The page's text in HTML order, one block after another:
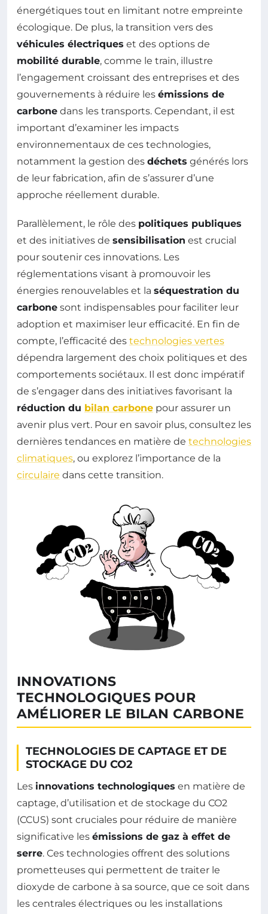
énergétiques tout en limitant notre empreinte
écologique. De plus, la transition vers des
véhicules électriques et des options de
mobilité durable, comme le train, illustre
l’engagement croissant des entreprises et des
gouvernements à réduire les émissions de
carbone dans les transports. Cependant, il est
important d’examiner les impacts
environnementaux de ces technologies,
notamment la gestion des déchets générés lors
de leur fabrication, afin de s’assurer d’une
approche réellement durable.
Parallèlement, le rôle des politiques publiques
et des initiatives de sensibilisation est crucial
pour soutenir ces innovations. Les
réglementations visant à promouvoir les
énergies renouvelables et la séquestration du
carbone sont indispensables pour faciliter leur
adoption et maximiser leur efficacité. En fin de
compte, l’efficacité des technologies vertes
dépendra largement des choix politiques et des
comportements sociétaux. Il est donc impératif
de s’engager dans des initiatives favorisant la
réduction du bilan carbone pour assurer un
avenir plus vert. Pour en savoir plus, consultez les
dernières tendances en matière de technologies
climatiques, ou explorez l’importance de la
circulaire dans cette transition.
INNOVATIONS
TECHNOLOGIQUES POUR
AMÉLIORER LE BILAN CARBONE
TECHNOLOGIES DE CAPTAGE ET DE
STOCKAGE DU CO2
Les innovations technologiques en matière de
captage, d’utilisation et de stockage du CO2
(CCUS) sont cruciales pour réduire de manière
significative les émissions de gaz à effet de
serre. Ces technologies offrent des solutions
prometteuses qui permettent de traiter le
dioxyde de carbone à sa source, que ce soit dans
les centrales électriques ou les installations